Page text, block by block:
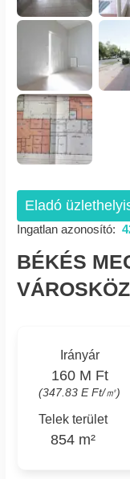
Eladó
Ingatlan azonosító:
BÉKÉS
Irányár
160 M Ft
(347.83 E Ft/㎡)
Telek terület
854 m²